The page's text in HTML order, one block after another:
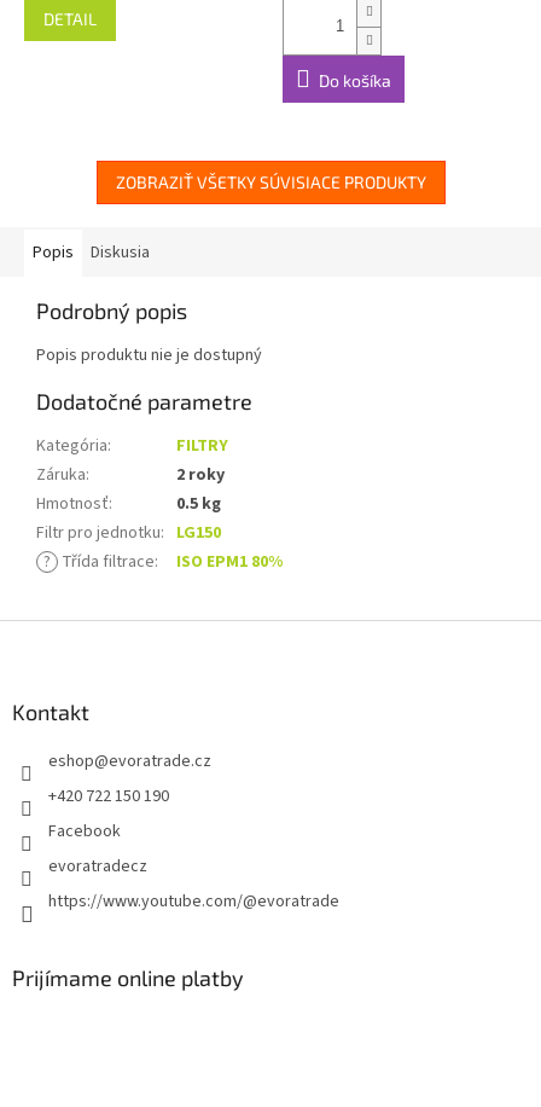
DETAIL
Do košíka
ZOBRAZIŤ VŠETKY SÚVISIACE PRODUKTY
Popis Diskusia
Podrobný popis
Popis produktu nie je dostupný
Dodatočné parametre
Kategória:
FILTRY
Záruka:
2 roky
Hmotnosť:
0.5 kg
Filtr pro jednotku: LG150
? Třída filtrace: ISO EPM1 80%
Kontakt
eshop@evoratrade.cz
+420 722 150 190
Facebook
evoratradecz
https://www.youtube.com/@evoratrade
Prijímame online platby